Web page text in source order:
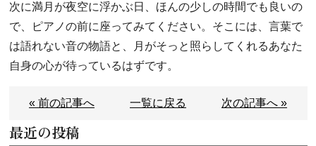
次に満月が夜空に浮かぶ日、ほんの少しの時間でも良いの
で、ピアノの前に座ってみてください。そこには、言葉で
は語れない音の物語と、月がそっと照らしてくれるあなた
自身の心が待っているはずです。
« 前の記事へ 一覧に戻る 次の記事へ »
最近の投稿